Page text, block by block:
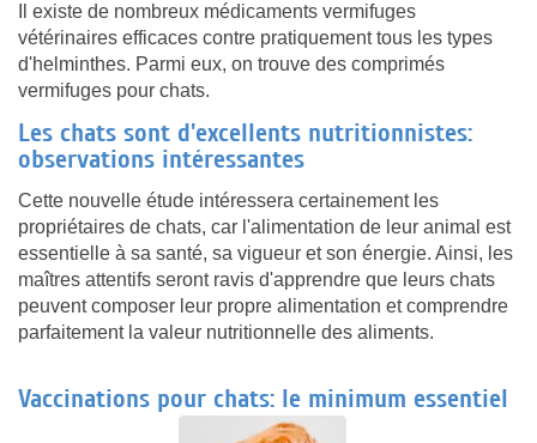
Il existe de nombreux médicaments vermifuges
vétérinaires efficaces contre pratiquement tous les types
d'helminthes. Parmi eux, on trouve des comprimés
vermifuges pour chats.
Les chats sont d'excellents nutritionnistes:
observations intéressantes
Cette nouvelle étude intéressera certainement les
propriétaires de chats, car l'alimentation de leur animal est
essentielle à sa santé, sa vigueur et son énergie. Ainsi, les
maîtres attentifs seront ravis d'apprendre que leurs chats
peuvent composer leur propre alimentation et comprendre
parfaitement la valeur nutritionnelle des aliments.
Vaccinations pour chats: le minimum essentiel